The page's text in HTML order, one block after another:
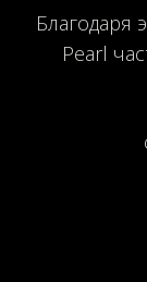
Благодаря
Pearl